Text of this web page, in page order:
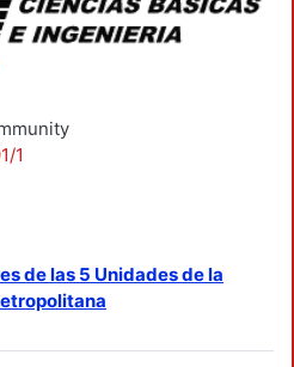
1
de las 5 Unidades de la